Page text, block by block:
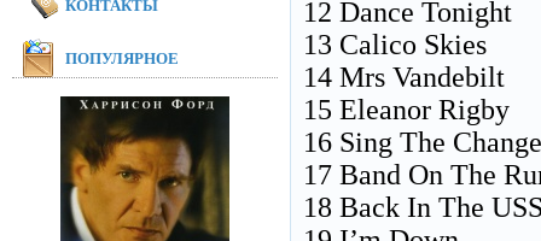
12 Dance Tonight
13 Calico Skies
14 Mrs Vandebilt
15 Eleanor Rigby
16 Sing The
17 Band On The
18 Back In The
КОНТАКТЫ
ПОПУЛЯРНОЕ